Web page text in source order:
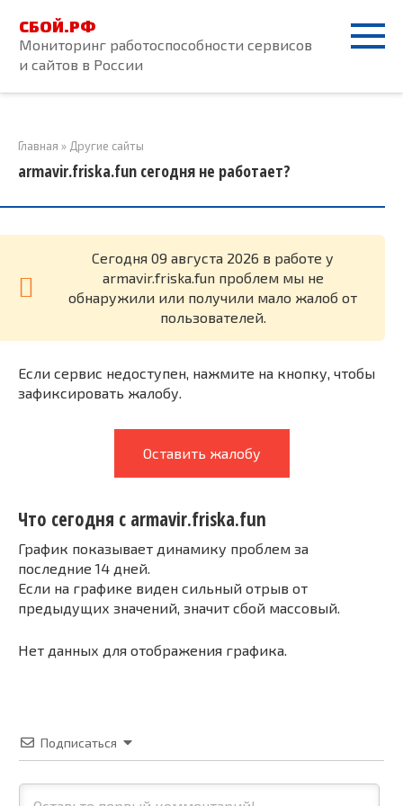
контенту
СБОЙ.РФ
Мониторинг работоспособности сервисов
и сайтов в России
Главная » Другие сайты
armavir.friska.fun сегодня не работает?
Cегодня 09 августа 2026 в работе у
armavir.friska.fun проблем мы не
обнаружили или получили мало жалоб от
пользователей.
Если сервис недоступен, нажмите на кнопку, чтобы
зафиксировать жалобу.
Оставить жалобу
Что сегодня с armavir.friska.fun
График показывает динамику проблем за
последние 14 дней.
Если на графике виден сильный отрыв от
предыдущих значений, значит сбой массовый.
Нет данных для отображения графика.
Подписаться